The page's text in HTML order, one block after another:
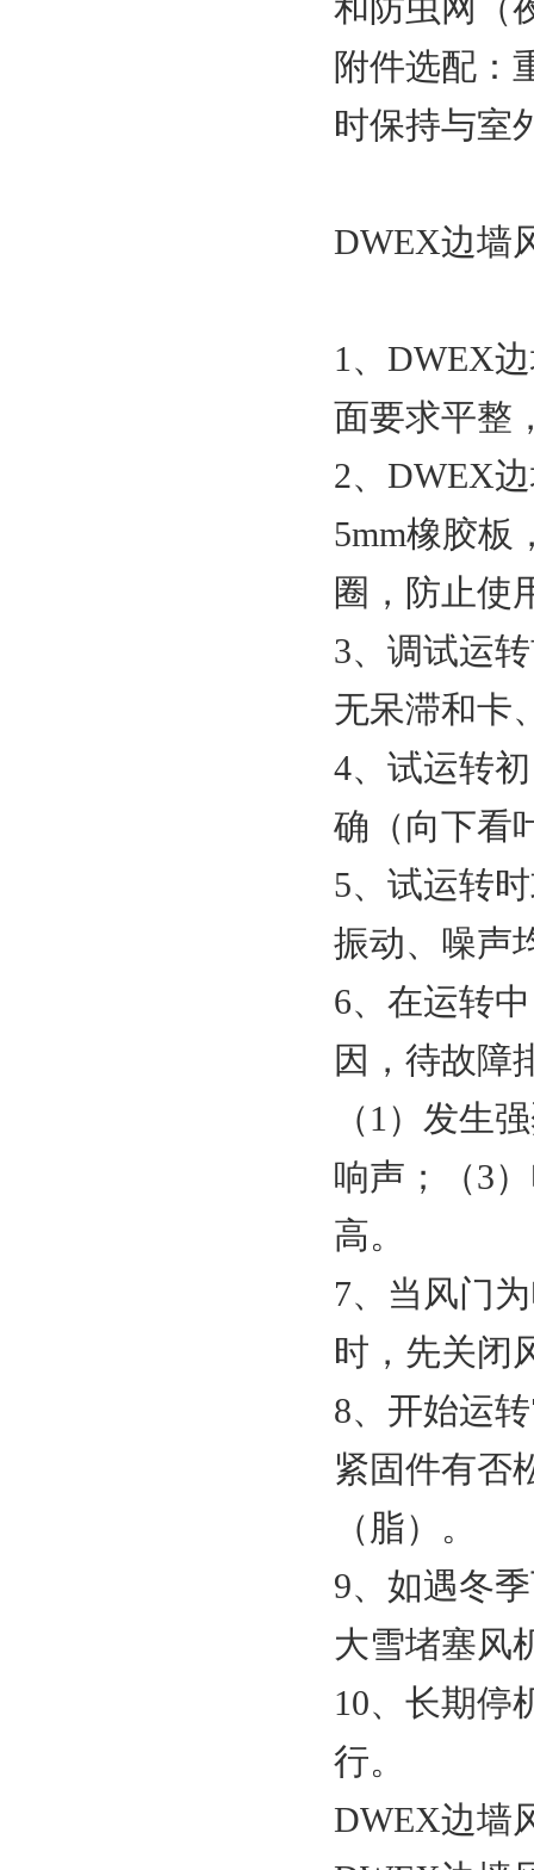
和防虫网（
附件选配：
时保持与室
DWEX边墙
1、DWEX
面要求平整
2、DWEX
5mm橡胶板
圈，防止使
3、调试运
无呆滞和卡
4、试运转
确（向下看
5、试运转
振动、噪声
6、在运转
因，待故障
（1）发生
响声；（3
高。
7、当风门
时，先关闭
8、开始运
紧固件有否
（脂）。
9、如遇冬
大雪堵塞风
10、长期停
行。
DWEX边墙